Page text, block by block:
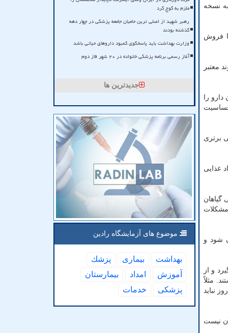
به نسخه
فروش
معتبر
را
برتری
غذایی
مشکلات
شود و
و از
مثلاً
نباید
نیست
ملزم به کوچ کرد
رهبر شهید از اصلی ترین حامیان جامعه پزشکی در چهار دهه
گذشته بودند
وزارت بهداشت باید پاسخگوی کمبود داروهای حیاتی باشد
آغاز رسمی برنامه پزشکی خانواده در ۲۰ شهر فاز دوم
جدیدترین ها
موضوع های آزمایشگاه رادین
بهداشت بیماری
پزشك
آموزش
امداد
بیمارستان
پزشكی
خدمات